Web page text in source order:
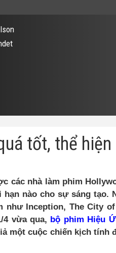
tốt, thể
các nhà làm phim
nào cho sự sáng tạo.
như Inception, The City
4 vừa qua, bộ phim Hiệu
một cuộc chiến kịch